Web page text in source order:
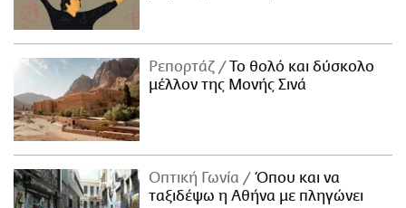
Ρεπορτάζ
Το θολό και δύσκολο
μέλλον της Μονής Σινά
Οπτική Γωνία
Όπου και να
ταξιδέψω η Αθήνα με πληγώνει